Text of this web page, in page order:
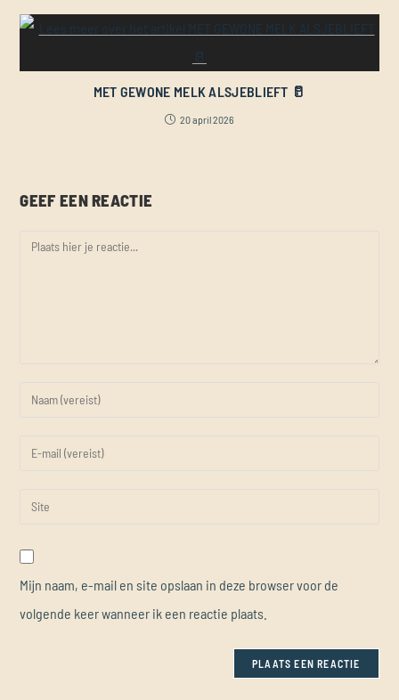
MET GEWONE MELK ALSJEBLIEFT 🥛
20 april 2026
GEEF EEN REACTIE
Mijn naam, e-mail en site opslaan in deze browser voor de
volgende keer wanneer ik een reactie plaats.